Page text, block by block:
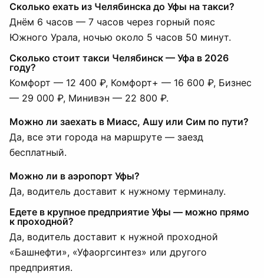
Сколько ехать из Челябинска до Уфы на такси?
Днём 6 часов — 7 часов через горный пояс
Южного Урала, ночью около 5 часов 50 минут.
Сколько стоит такси Челябинск — Уфа в 2026
году?
Комфорт — 12 400 ₽, Комфорт+ — 16 600 ₽, Бизнес
— 29 000 ₽, Минивэн — 22 800 ₽.
Можно ли заехать в Миасс, Ашу или Сим по пути?
Да, все эти города на маршруте — заезд
бесплатный.
Можно ли в аэропорт Уфы?
Да, водитель доставит к нужному терминалу.
Едете в крупное предприятие Уфы — можно прямо
к проходной?
Да, водитель доставит к нужной проходной
«Башнефти», «Уфаоргсинтез» или другого
предприятия.